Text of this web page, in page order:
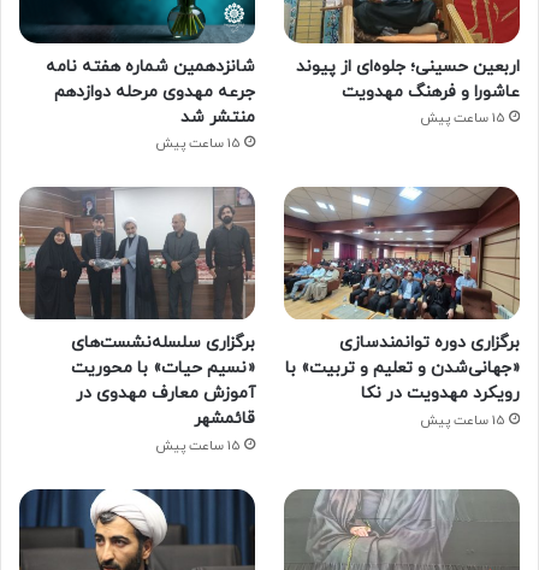
اربعین حسینی؛ جلوه‌ای از پیوند
عاشورا و فرهنگ مهدویت
15 ساعت پیش
شانزدهمین شماره هفته‌ نامه
جرعه مهدوی مرحله دوازدهم
منتشر شد
15 ساعت پیش
برگزاری دوره توانمندسازی
«جهانی‌شدن و تعلیم و تربیت» با
رویکرد مهدویت در نکا
15 ساعت پیش
برگزاری سلسله‌نشست‌های
«نسیم حیات» با محوریت
آموزش معارف مهدوی در
قائمشهر
15 ساعت پیش